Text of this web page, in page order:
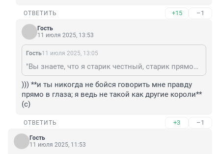
ОТВЕТИТЬ +15 –1
Гость
11 июля 2025, 13:53
Гость11 июля 2025, 13:05
"Вы знаете, что я старик честный, старик прямой. Я прямо говорю правду в глаза, даже если она неприятна. Позвольте мне сказать вам прямо, грубо, по-стариковски: вы великий человек, государь!" (с)
))) **и ты никогда не бойся говорить мне правду
прямо в глаза; я ведь не такой как другие короли**
(с)
ОТВЕТИТЬ +3 –1
Гость
11 июля 2025, 11:53